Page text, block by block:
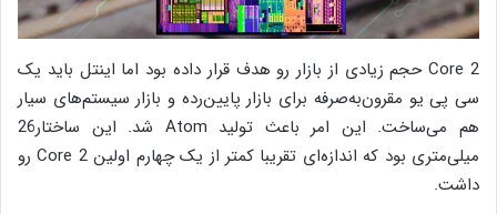
Core 2 حجم زیادی از بازار رو هدف قرار داده بود اما اینتل باید یک
سی پی یو مقرون‌به‌صرفه برای بازار پایین‌رده و بازار سیستم‌های سیار
هم می‌ساخت. این امر باعث تولید Atom شد. این ساختار26
میلی‌متری بود که اندازه‌ای تقریبا کمتر از یک چهارم اولین Core 2 رو
داشت.